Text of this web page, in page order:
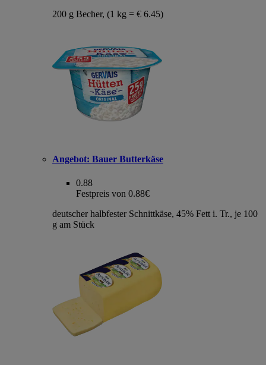
200 g Becher, (1 kg = € 6.45)
Angebot: Bauer Butterkäse
0.88
Festpreis von 0.88€
deutscher halbfester Schnittkäse, 45% Fett i. Tr., je 100
g am Stück